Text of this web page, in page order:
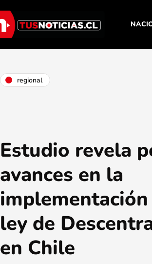
regional
Estudio revela
avances en la
ley de
en Chile